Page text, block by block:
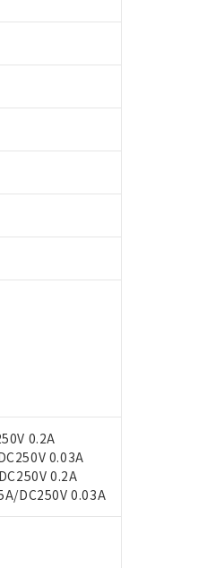
0.2A
0.03A
0.2A
DC250V 0.03A
製品が提供可能な商品です。
に切り替える予定のある商品です
を調査中または確認中の商品です
のない商品です。